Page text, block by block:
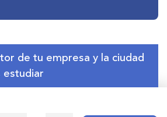
de tu empresa y la ciudad
estudiar